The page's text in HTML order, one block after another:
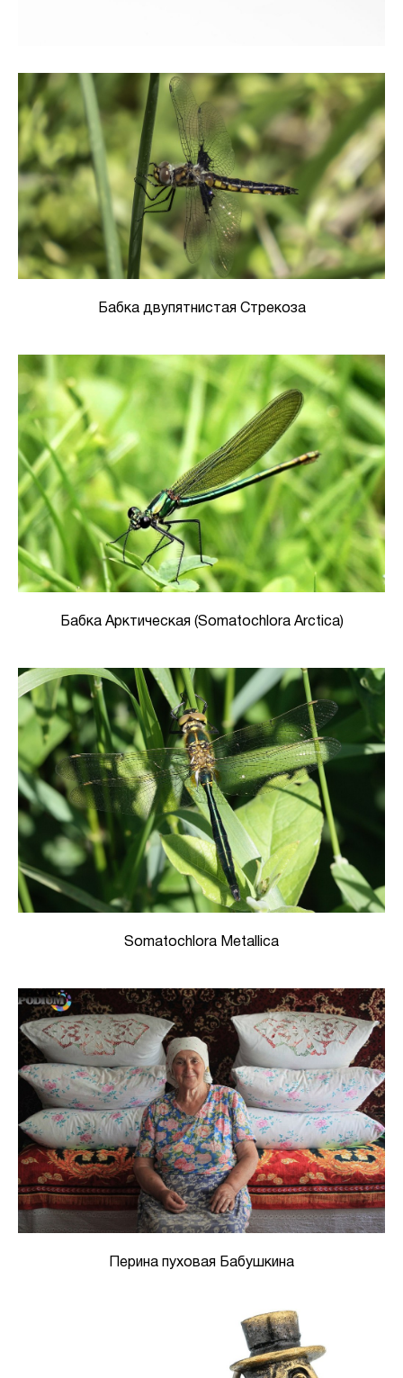
Бабка двупятнистая Стрекоза
Бабка Арктическая (Somatochlora Arctica)
Somatochlora Metallica
Перина пуховая Бабушкина